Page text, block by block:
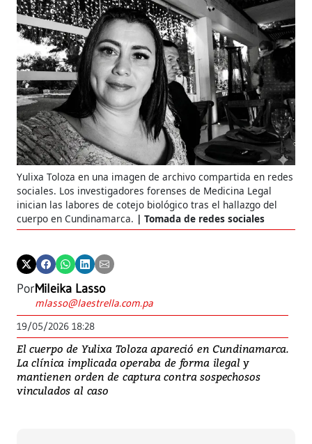
Yulixa Toloza en una imagen de archivo compartida en redes
sociales. Los investigadores forenses de Medicina Legal
inician las labores de cotejo biológico tras el hallazgo del
cuerpo en Cundinamarca.
Tomada de redes sociales
PorMileika Lasso
mlasso@laestrella.com.pa
19/05/2026 18:28
El cuerpo de Yulixa Toloza apareció en Cundinamarca.
La clínica implicada operaba de forma ilegal y
mantienen orden de captura contra sospechosos
vinculados al caso